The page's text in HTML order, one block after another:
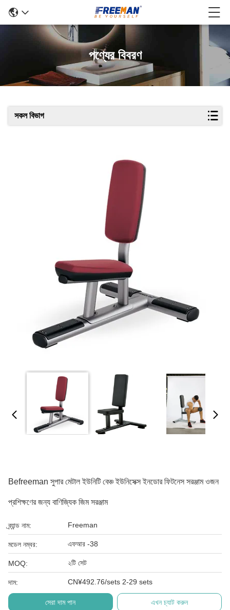
পণ্যের বিবরণ
সকল বিভাগ
Befreeman সুপার মেটাল ইউনিটি বেঞ্চ ইউনিসেক্স ইনডোর ফিটনেস সরঞ্জাম ওজন
প্রশিক্ষণের জন্য বাণিজ্যিক জিম সরঞ্জাম
ব্র্যান্ড নাম: Freeman
মডেল নম্বর: এফআর -38
MOQ: ২টি সেট
দাম: CN¥492.76/sets 2-29 sets
সেরা দাম পান এখন চ্যাট করুন